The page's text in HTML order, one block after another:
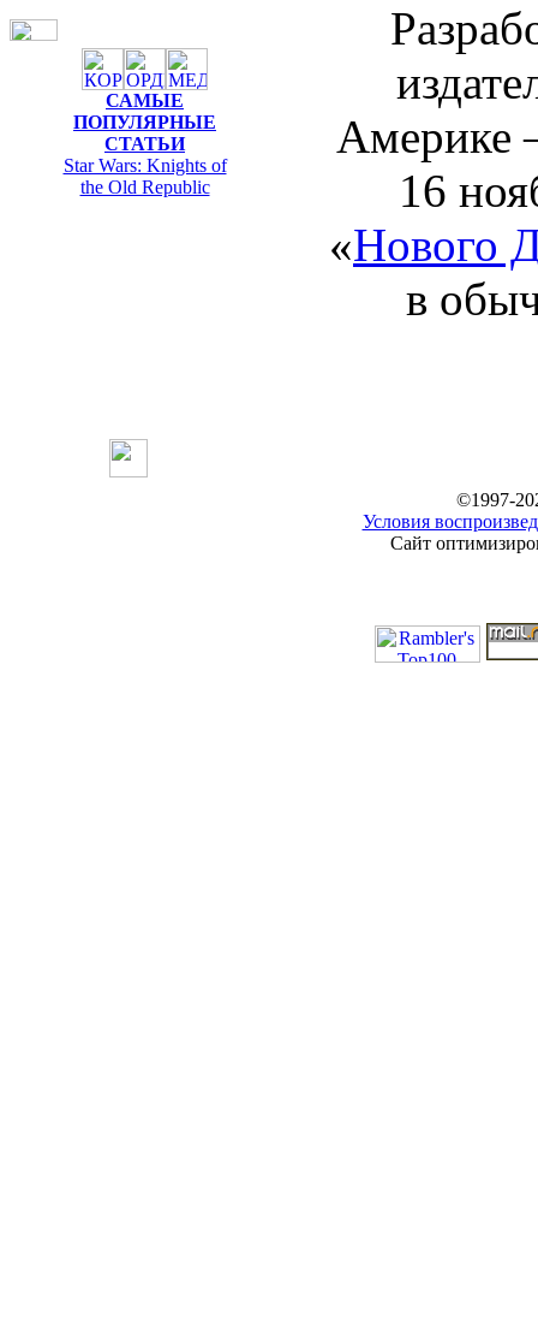
САМЫЕ
ПОПУЛЯРНЫЕ
СТАТЬИ
Star Wars: Knights of
the Old Republic
Америке
16
«Нового
в
©1997-
Условия
Сайт